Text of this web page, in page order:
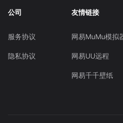
公司
服务协议
隐私协议
友情链接
网易MuMu模拟
网易UU远程
网易千千壁纸